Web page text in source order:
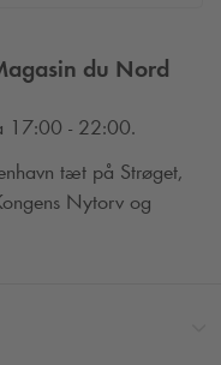
du Nord
17:00 - 22:00.
tæt på Strøget,
Nytorv og